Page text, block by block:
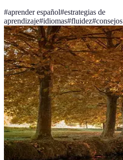
#aprender español#estrategias de
aprendizaje#idiomas#fluidez#consejos